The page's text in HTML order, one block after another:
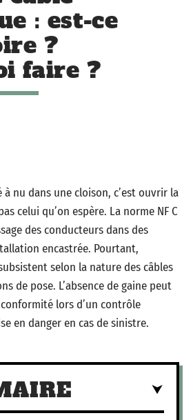
: est-ce
?
faire ?
nu dans une cloison, c’est ouvrir la
celui qu’on espère. La norme NF C
des conducteurs dans des
encastrée. Pourtant,
selon la nature des câbles
de pose. L’absence de gaine peut
lors d’un contrôle
en danger en cas de sinistre.